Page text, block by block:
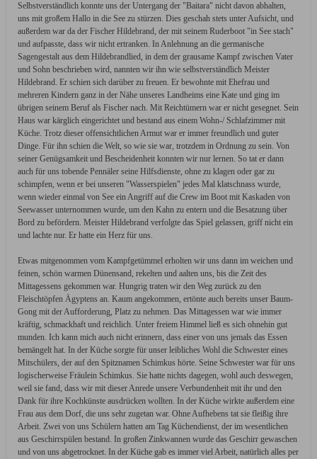
Selbstverständlich konnte uns der Untergang der "Baitara" nicht davon abhalten,
uns mit großem Hallo in die See zu stürzen. Dies geschah stets unter Aufsicht, und
außerdem war da der Fischer Hildebrand, der mit seinem Ruderboot "in See stach"
und aufpasste, dass wir nicht ertranken. In Anlehnung an die germanische
Sagengestalt aus dem Hildebrandlied, in dem der grausame Kampf zwischen Vater
und Sohn beschrieben wird, nannten wir ihn wie selbstverständlich Meister
Hildebrand. Er schien sich darüber zu freuen. Er bewohnte mit Ehefrau und
mehreren Kindern ganz in der Nähe unseres Landheims eine Kate und ging im
übrigen seinem Beruf als Fischer nach. Mit Reichtümern war er nicht gesegnet. Sein
Haus war kärglich eingerichtet und bestand aus einem Wohn-/ Schlafzimmer mit
Küche. Trotz dieser offensichtlichen Armut war er immer freundlich und guter
Dinge. Für ihn schien die Welt, so wie sie war, trotzdem in Ordnung zu sein. Von
seiner Genügsamkeit und Bescheidenheit konnten wir nur lernen. So tat er dann
auch für uns tobende Pennäler seine Hilfsdienste, ohne zu klagen oder gar zu
schimpfen, wenn er bei unseren "Wasserspielen" jedes Mal klatschnass wurde,
wenn wieder einmal von See ein Angriff auf die Crew im Boot mit Kaskaden von
Seewasser unternommen wurde, um den Kahn zu entern und die Besatzung über
Bord zu befördern. Meister Hildebrand verfolgte das Spiel gelassen, griff nicht ein
und lachte nur. Er hatte ein Herz für uns.
Etwas mitgenommen vom Kampfgetümmel erholten wir uns dann im weichen und
feinen, schön warmen Dünensand, rekelten und aalten uns, bis die Zeit des
Mittagessens gekommen war. Hungrig traten wir den Weg zurück zu den
Fleischtöpfen Ägyptens an. Kaum angekommen, ertönte auch bereits unser Baum-
Gong mit der Aufforderung, Platz zu nehmen. Das Mittagessen war wie immer
kräftig, schmackhaft und reichlich. Unter freiem Himmel ließ es sich ohnehin gut
munden. Ich kann mich auch nicht erinnern, dass einer von uns jemals das Essen
bemängelt hat. In der Küche sorgte für unser leibliches Wohl die Schwester eines
Mitschülers, der auf den Spitznamen Schimkus hörte. Seine Schwester war für uns
logischerweise Fräulein Schimkus. Sie hatte nichts dagegen, wohl auch deswegen,
weil sie fand, dass wir mit dieser Anrede unsere Verbundenheit mit ihr und den
Dank für ihre Kochkünste ausdrücken wollten. In der Küche wirkte außerdem eine
Frau aus dem Dorf, die uns sehr zugetan war. Ohne Aufhebens tat sie fleißig ihre
Arbeit. Zwei von uns Schülern hatten am Tag Küchendienst, der im wesentlichen
aus Geschirrspülen bestand. In großen Zinkwannen wurde das Geschirr gewaschen
und von uns abgetrocknet. In der Küche gab es immer viel Arbeit, natürlich alles per